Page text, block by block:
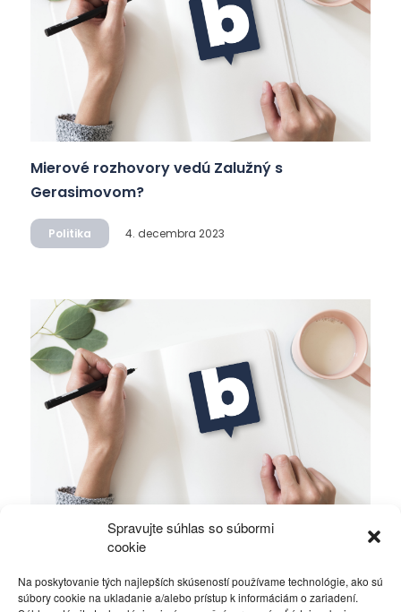
Spravujte súhlas so súbormi
cookie
Na poskytovanie tých najlepších skúseností používame technológie, ako sú
súbory cookie na ukladanie a/alebo prístup k informáciám o zariadení.
Mierové rozhovory vedú Zalužný s
Gerasimovom?
Politika 4. decembra 2023
Ficova vláda a médiá…
Politika 4. decembra 2023